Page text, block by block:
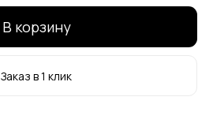
В корзину
Заказ в 1 клик